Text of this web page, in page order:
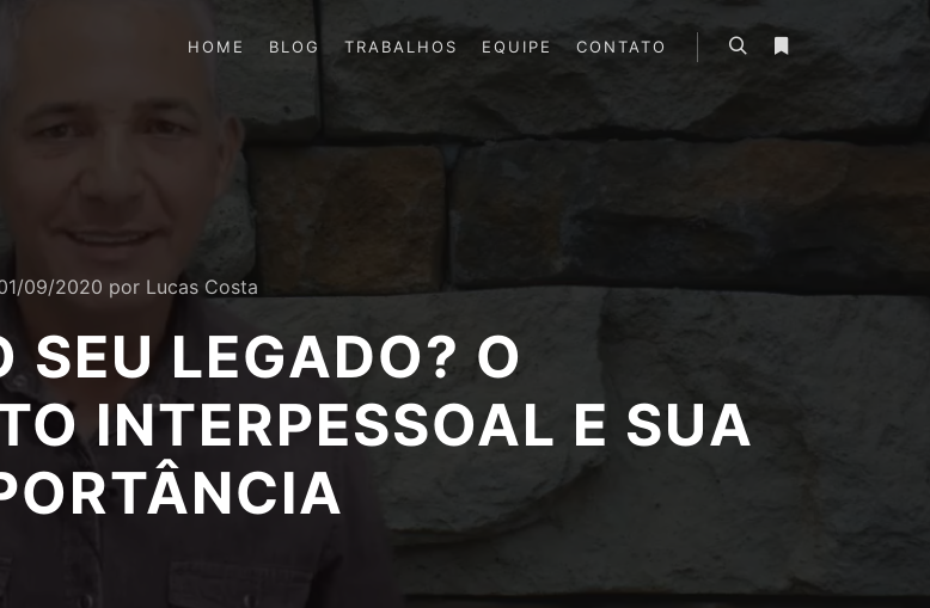
HOME BLOG TRABALHOS EQUIPE CONTATO
09/2020 por Lucas Costa
SEU LEGADO? O
INTERPESSOAL E SUA